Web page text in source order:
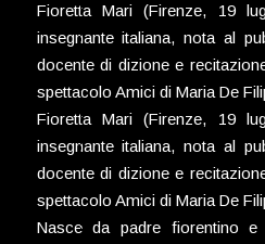
Fioretta Mari (Firenze, 19
insegnante italiana, nota al
docente di dizione e
spettacolo Amici di Maria De
Fioretta Mari (Firenze, 19
insegnante italiana, nota al
docente di dizione e
spettacolo Amici di Maria De
Nasce da padre fiorentino